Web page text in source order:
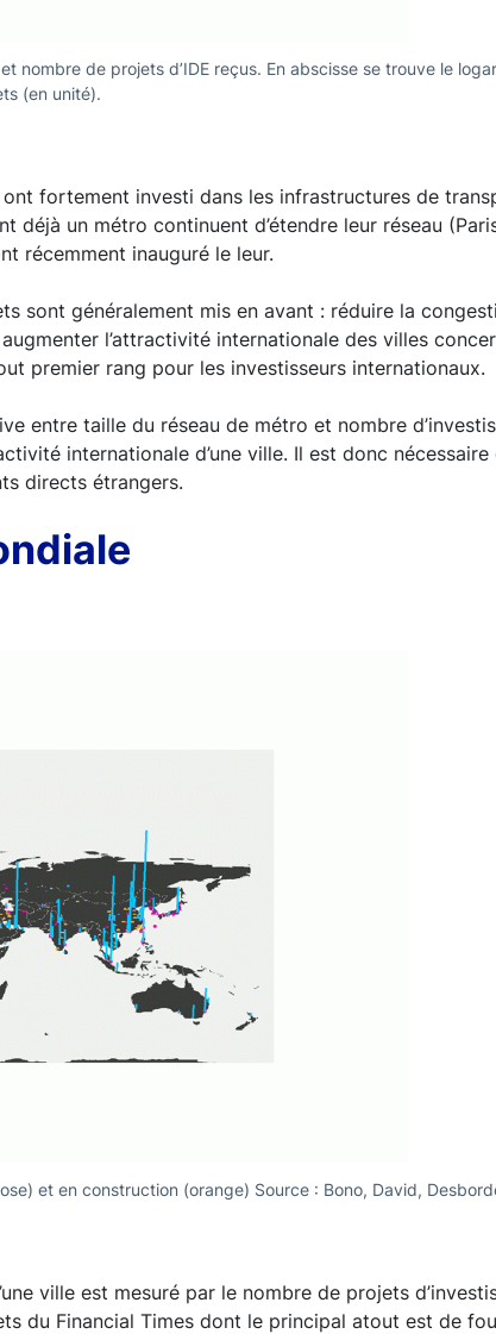
de projets d’IDE reçus. En abscisse se trouve le
(en unité).
fortement investi dans les infrastructures de
déjà un métro continuent d’étendre leur réseau
récemment inauguré le leur.
sont généralement mis en avant : réduire la
l’attractivité internationale des villes
premier rang pour les investisseurs internationaux.
entre taille du réseau de métro et nombre
internationale d’une ville. Il est donc
directs étrangers.
et en construction (orange) Source : Bono, David,
ville est mesuré par le nombre de projets
du Financial Times dont le principal atout est de